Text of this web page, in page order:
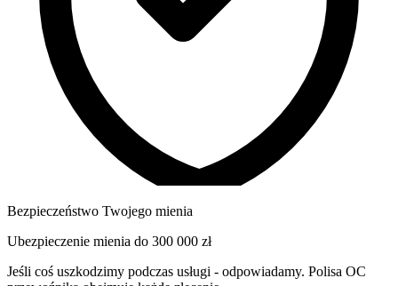
Bezpieczeństwo Twojego mienia
Ubezpieczenie mienia do 300 000 zł
Jeśli coś uszkodzimy podczas usługi - odpowiadamy. Polisa OC